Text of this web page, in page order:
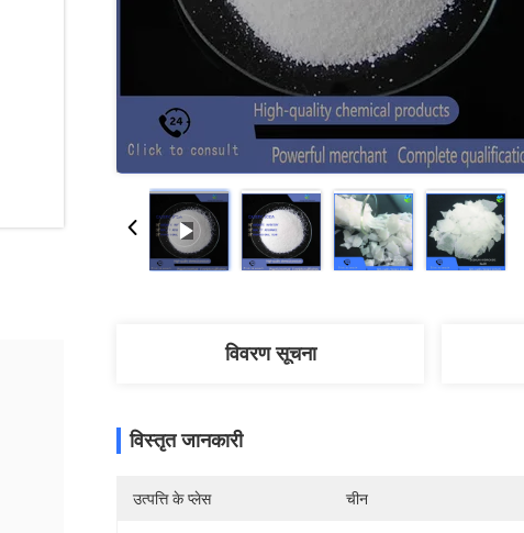
विवरण सूचना
विस्तृत जानकारी
उत्पत्ति के प्लेस चीन